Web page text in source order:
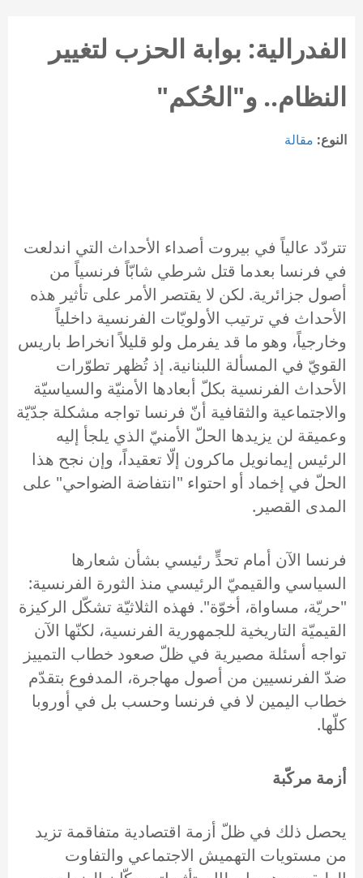
الفدرالية: بوابة الحزب لتغيير
النظام.. و"الحُكم"
النوع: مقالة
تتردّد عالياً في بيروت أصداء الأحداث التي اندلعت
في فرنسا بعدما قتل شرطي شابّاً فرنسياً من
أصول جزائرية. لكن لا يقتصر الأمر على تأثير هذه
الأحداث في ترتيب الأولويّات الفرنسية داخلياً
وخارجياً، وهو ما قد يفرمل ولو قليلاً انخراط باريس
القويّ في المسألة اللبنانية. إذ تُظهر تطوّرات
الأحداث الفرنسية بكلّ أبعادها الأمنيّة والسياسيّة
والاجتماعية والثقافية أنّ فرنسا تواجه مشكلة جدّيّة
وعميقة لن يزيدها الحلّ الأمنيّ الذي يلجأ إليه
الرئيس إيمانويل ماكرون إلّا تعقيداً، وإن نجح هذا
الحلّ في إخماد أو احتواء "انتفاضة الضواحي" على
المدى القصير.
فرنسا الآن أمام تحدٍّ رئيسي بشأن شعارها
السياسي والقيميّ الرئيسي منذ الثورة الفرنسية:
"حريّة، مساواة، أخوّة". فهذه الثلاثيّة تشكّل الركيزة
القيميّة التاريخية للجمهورية الفرنسية، لكنّها الآن
تواجه أسئلة مصيرية في ظلّ صعود خطاب التمييز
ضدّ الفرنسيين من أصول مهاجرة، المدفوع بتقدّم
خطاب اليمين لا في فرنسا وحسب بل في أوروبا
كلّها.
أزمة مركّبة
يحصل ذلك في ظلّ أزمة اقتصادية متفاقمة تزيد
من مستويات التهميش الاجتماعي والتفاوت